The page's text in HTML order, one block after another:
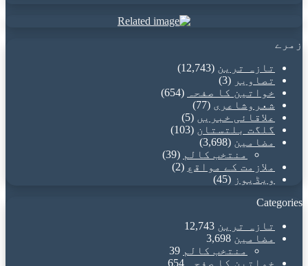
زمرے
تازہ ترین (12,743)
تصاویر (3)
خواتین کا صفحہ
(654)
شعروشاعری (77)
علاقائی خبریں (5)
گلگت بلتستان (103)
مضامین (3,698)
منتخب کالم (39)
ملازمت کے مواقع (2)
ویڈیوز (45)
Categories
تازہ ترین 12,743
مضامین 3,698
منتخب کالم 39
خواتین کا صفحہ
654